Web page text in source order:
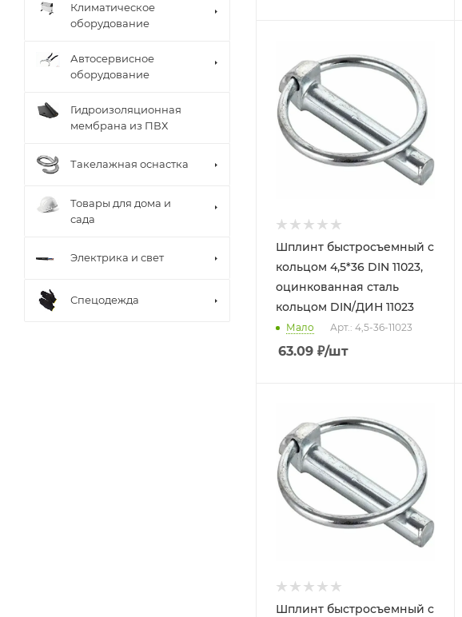
Шплинт быстросъемный с
кольцом 4,5*36 DIN 11023,
оцинкованная сталь
кольцом DIN/ДИН 11023
Мало Арт.: 4,5-36-11023
63.09 ₽/шт
Шплинт быстросъемный с
Климатическое
оборудование
Автосервисное
оборудование
Гидроизоляционная
мембрана из ПВХ
Такелажная оснастка
Товары для дома и
сада
Электрика и свет
Спецодежда